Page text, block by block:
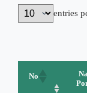
entries
No